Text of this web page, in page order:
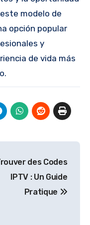
modelo de
opción popular
y
de vida más
des Codes
IPTV : Un Guide
Pratique